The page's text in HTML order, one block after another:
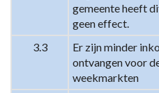
gemeente heeft
geen effect.
3.3
Er zijn minder
ontvangen voor
weekmarkten